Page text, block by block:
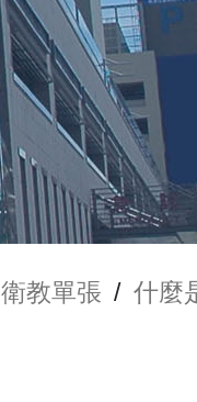
衛教單張 / 什麼